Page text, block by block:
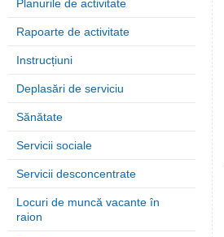
Planurile de activitate
Rapoarte de activitate
Instrucțiuni
Deplasări de serviciu
Sănătate
Servicii sociale
Servicii desconcentrate
Locuri de muncă vacante în
raion